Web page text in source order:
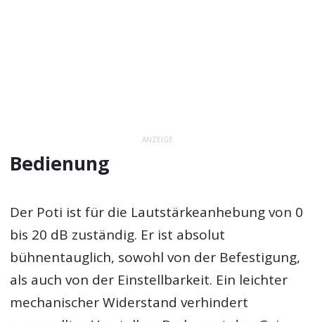
ANZEIGE
Bedienung
Der Poti ist für die Lautstärkeanhebung von 0
bis 20 dB zuständig. Er ist absolut
bühnentauglich, sowohl von der Befestigung,
als auch von der Einstellbarkeit. Ein leichter
mechanischer Widerstand verhindert